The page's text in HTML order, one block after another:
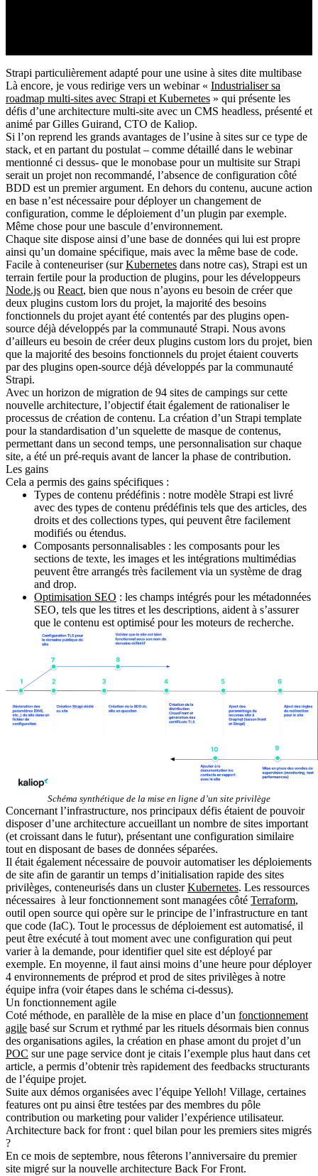
Strapi particulièrement adapté pour une usine à sites dite multibase
Là encore, je vous redirige vers un webinar « Industrialiser sa
roadmap multi-sites avec Strapi et Kubernetes » qui présente les
défis d’une architecture multi-site avec un CMS headless, présenté et
animé par Gilles Guirand, CTO de Kaliop.
Si l’on reprend les grands avantages de l’usine à sites sur ce type de
stack, et en partant du postulat – comme détaillé dans le webinar
mentionné ci dessus- que le monobase pour un multisite sur Strapi
serait un projet non recommandé, l’absence de configuration côté
BDD est un premier argument. En dehors du contenu, aucune action
en base n’est nécessaire pour déployer un changement de
configuration, comme le déploiement d’un plugin par exemple.
Même chose pour une bascule d’environnement.
Chaque site dispose ainsi d’une base de données qui lui est propre
ainsi qu’un domaine spécifique, mais avec la même base de code.
Facile à conteneuriser (surKubernetes dans notre cas), Strapi est un
terrain fertile pour la production de plugins, pour les développeurs
Node.js ou React, bien que nous n’ayons eu besoin de créer que
deux plugins custom lors du projet, la majorité des besoins
fonctionnels du projet ayant été contentés par des plugins open-
source déjà développés par la communauté Strapi. Nous avons
d’ailleurs eu besoin de créer deux plugins custom lors du projet, bien
que la majorité des besoins fonctionnels du projet étaient couverts
par des plugins open-source déjà développés par la communauté
Strapi.
Avec un horizon de migration de 94 sites de campings sur cette
nouvelle architecture, l’objectif était également de rationaliser le
processus de création de contenu. La création d’un Strapi template
pour la standardisation d’un squelette de masque de contenus,
permettant dans un second temps, une personnalisation sur chaque
site, a été un pré-requis avant de lancer la phase de contribution.
Les gains
Cela a permis des gains spécifiques :
Types de contenu prédéfinis : notre modèle Strapi est livré
avec des types de contenu prédéfinis tels que des articles, des
droits et des collections types, qui peuvent être facilement
modifiés ou étendus.
Composants personnalisables : les composants pour les
sections de texte, les images et les intégrations multimédias
peuvent être arrangés très facilement via un système de drag
and drop.
Optimisation SEO : les champs intégrés pour les métadonnées
SEO, tels que les titres et les descriptions, aident à s’assurer
que le contenu est optimisé pour les moteurs de recherche.
Schéma synthétique de la mise en ligne d’un site privilège
Concernant l’infrastructure, nos principaux défis étaient de pouvoir
disposer d’une architecture accueillant un nombre de sites important
(et croissant dans le futur), présentant une configuration similaire
tout en disposant de bases de données séparées.
Il était également nécessaire de pouvoir automatiser les déploiements
de site afin de garantir un temps d’initialisation rapide des sites
privilèges, conteneurisés dans un clusterKubernetes. Les ressources
nécessaires à leur fonctionnement sont managées côté Terraform,
outil open source qui opère sur le principe de l’infrastructure en tant
que code (IaC). Tout le processus de déploiement est automatisé, il
peut être exécuté à tout moment avec une configuration qui peut
varier à la demande, pour identifier quel site est déployé par
exemple. En moyenne, il faut ainsi moins d’une heure pour déployer
4 environnements de préprod et prod de sites privilèges à notre
équipe infra (voir étapes dans le schéma ci-dessus).
Un fonctionnement agile
Coté méthode, en parallèle de la mise en place d’un fonctionnement
agile basé sur Scrum et rythmé par les rituels désormais bien connus
des organisations agiles, la création en phase amont du projet d’un
POC sur une page service dont je citais l’exemple plus haut dans cet
article, a permis d’obtenir très rapidement des feedbacks structurants
de l’équipe projet.
Suite aux démos organisées avec l’équipe Yelloh! Village, certaines
features ont pu ainsi être testées par des membres du pôle
contribution ou marketing pour valider l’expérience utilisateur.
Architecture back for front : quel bilan pour les premiers sites migrés
?
En ce mois de septembre, nous fêterons l’anniversaire du premier
site migré sur la nouvelle architecture Back For Front.